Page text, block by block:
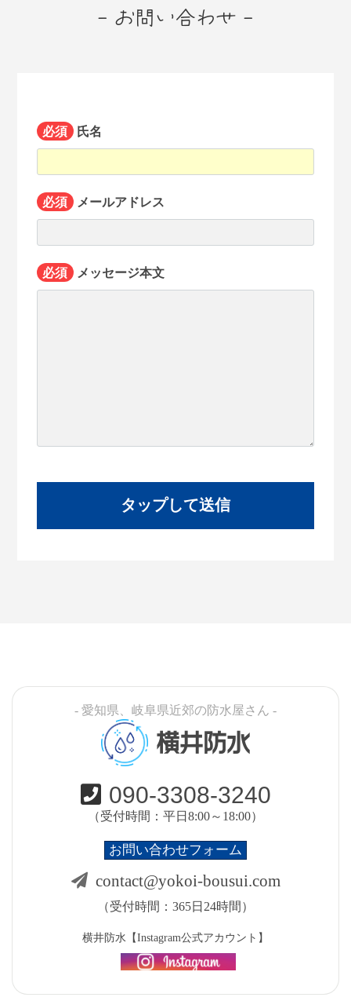
- お問い合わせ -
必須 氏名
必須 メールアドレス
必須 メッセージ本文
- 愛知県、岐阜県近郊の防水屋さん -
横井防水
090-3308-3240
（受付時間：平日8:00～18:00）
お問い合わせフォーム
contact@yokoi-bousui.com
（受付時間：365日24時間）
横井防水【Instagram公式アカウント】